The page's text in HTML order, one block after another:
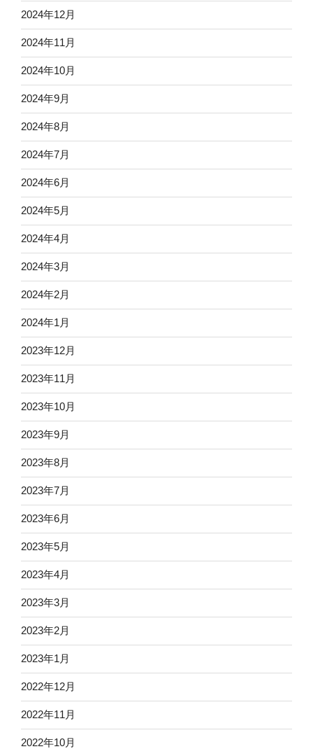
2024年12月
2024年11月
2024年10月
2024年9月
2024年8月
2024年7月
2024年6月
2024年5月
2024年4月
2024年3月
2024年2月
2024年1月
2023年12月
2023年11月
2023年10月
2023年9月
2023年8月
2023年7月
2023年6月
2023年5月
2023年4月
2023年3月
2023年2月
2023年1月
2022年12月
2022年11月
2022年10月